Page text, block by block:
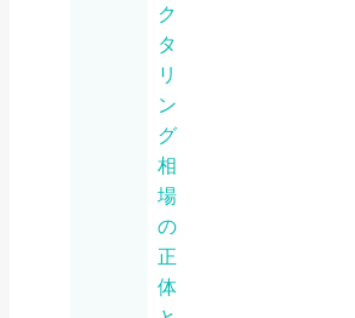
ク
タ
リ
ン
グ
相
場
の
正
体